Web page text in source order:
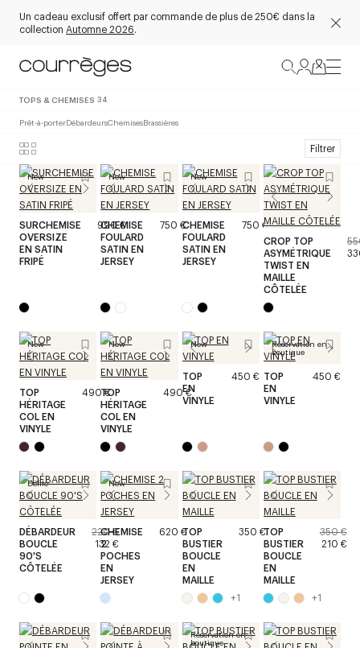
Un cadeau exclusif offert par commande de plus de 250€ dans la
collection Automne 2026.
TOPS & CHEMISES 34
Prêt-à-porterDébardeursChemisesBrassières
Filtrer
New
SURCHEMISE
OVERSIZE
EN SATIN
FRIPÉ
990 €
New
CHEMISE
FOULARD
SATIN EN
JERSEY
750 €
New
CHEMISE
FOULARD
SATIN EN
JERSEY
750 €
CROP TOP
ASYMÉTRIQUE
TWIST EN
MAILLE
CÔTELÉE
New
TOP
HÉRITAGE
COL EN
VINYLE
490 €
New
TOP
HÉRITAGE
COL EN
VINYLE
490 €
New
TOP
EN
VINYLE
450 €
Réservation en
boutique
TOP
EN
VINYLE
450 €
Défilé
DÉBARDEUR
BOUCLE
90'S
CÔTELÉE
220 €
132 €
New
CHEMISE
2
POCHES
EN
JERSEY
620 €TOP
BUSTIER
BOUCLE
EN
MAILLE
350 €
+1
TOP
BUSTIER
BOUCLE
EN
MAILLE
350 €
210 €
+1
Réservation en
boutique